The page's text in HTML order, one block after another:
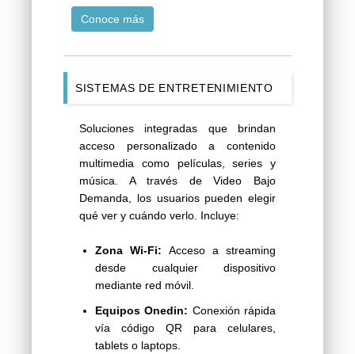
Conoce más
SISTEMAS DE ENTRETENIMIENTO
Soluciones integradas que brindan
acceso personalizado a contenido
multimedia como películas, series y
música. A través de Video Bajo
Demanda, los usuarios pueden elegir
qué ver y cuándo verlo. Incluye:
Zona Wi-Fi: Acceso a streaming
desde cualquier dispositivo
mediante red móvil.
Equipos Onedin: Conexión rápida
vía código QR para celulares,
tablets o laptops.